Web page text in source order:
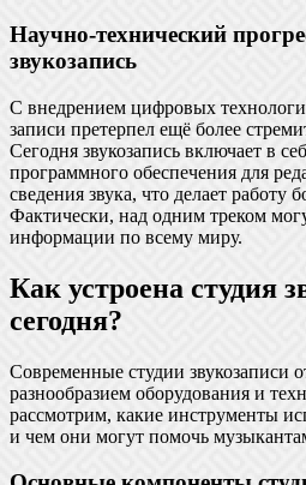
Научно-технический
звукозапись
С внедрением цифровых
записи претерпел ещё более
Сегодня звукозапись включает в
программного обеспечения для
сведения звука, что делает работу
Фактически, над одним треком
информации по всему миру.
Как устроена студия
сегодня?
Современные студии звукозаписи
разнообразием оборудования и
рассмотрим, какие инструменты
и чем они могут помочь